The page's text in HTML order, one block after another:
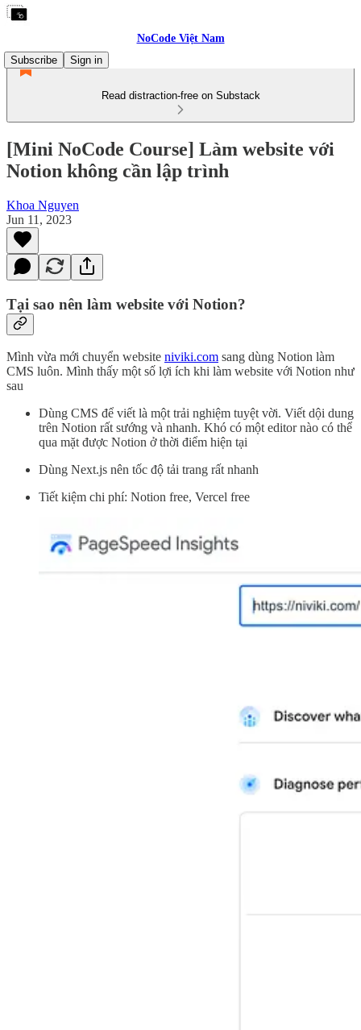
NoCode Việt Nam
Subscribe
Sign in
Read distraction-free on Substack
[Mini NoCode Course] Làm website với
Notion không cần lập trình
Khoa Nguyen
Jun 11, 2023
Tại sao nên làm website với Notion?
Mình vừa mới chuyển website niviki.com sang dùng Notion làm
CMS luôn. Mình thấy một số lợi ích khi làm website với Notion như
sau
Dùng CMS để viết là một trải nghiệm tuyệt vời. Viết dội dung
trên Notion rất sướng và nhanh. Khó có một editor nào có thể
qua mặt được Notion ở thời điểm hiện tại
Dùng Next.js nên tốc độ tải trang rất nhanh
Tiết kiệm chi phí: Notion free, Vercel free